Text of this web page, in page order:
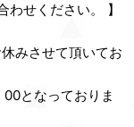
わせください。 】
みさせて頂いてお
となっておりま